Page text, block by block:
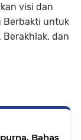
visi dan
Berbakti untuk
dan
Bahas